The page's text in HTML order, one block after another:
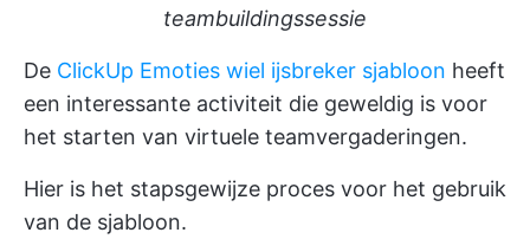
teambuildingssessie
De ClickUp Emoties wiel ijsbreker sjabloon heeft
een interessante activiteit die geweldig is voor
het starten van virtuele teamvergaderingen.
Hier is het stapsgewijze proces voor het gebruik
van de sjabloon.